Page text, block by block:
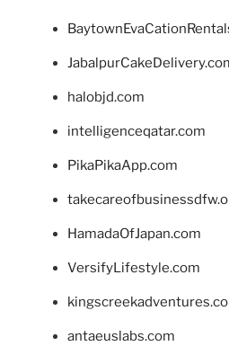
halobjd.com
intelligenceqatar.com
PikaPikaApp.com
HamadaOfJapan.com
VersifyLifestyle.com
antaeuslabs.com